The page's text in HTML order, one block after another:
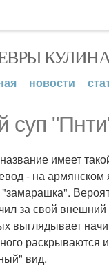
новости
суп
имеет
- на армянском
за свой
выглядывает
раскрываются
вид.